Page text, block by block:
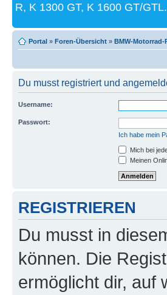
R, K 1300 GT, K 1600 GT/GTL.
Portal » Foren-Übersicht » BMW-Motorrad-
Du musst registriert und
Username:
Passwort:
Ich habe mein
Mich bei
Meinen
REGISTRIEREN
Du musst in
können. Die
ermöglicht dir, auf